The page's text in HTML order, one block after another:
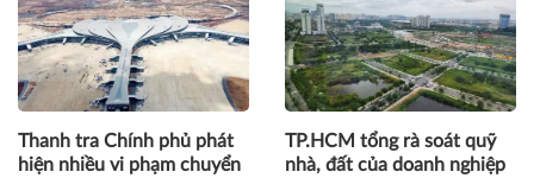
Thanh tra Chính phủ phát
hiện nhiều vi phạm chuyển
TP.HCM tổng rà soát quỹ
nhà, đất của doanh nghiệp